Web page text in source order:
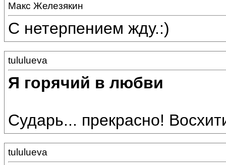
Макс Железякин
С нетерпением жду.:)
tululueva
Я горячий в любви
Сударь... прекрасно!
tululueva